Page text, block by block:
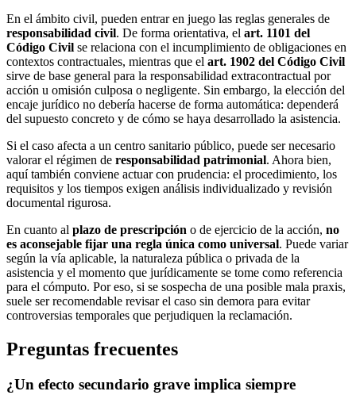
En el ámbito civil, pueden entrar en juego las reglas generales de
responsabilidad civil. De forma orientativa, el art. 1101 del
Código Civil se relaciona con el incumplimiento de obligaciones en
contextos contractuales, mientras que el art. 1902 del Código Civil
sirve de base general para la responsabilidad extracontractual por
acción u omisión culposa o negligente. Sin embargo, la elección del
encaje jurídico no debería hacerse de forma automática: dependerá
del supuesto concreto y de cómo se haya desarrollado la asistencia.
Si el caso afecta a un centro sanitario público, puede ser necesario
valorar el régimen de responsabilidad patrimonial. Ahora bien,
aquí también conviene actuar con prudencia: el procedimiento, los
requisitos y los tiempos exigen análisis individualizado y revisión
documental rigurosa.
En cuanto al plazo de prescripción o de ejercicio de la acción, no
es aconsejable fijar una regla única como universal. Puede variar
según la vía aplicable, la naturaleza pública o privada de la
asistencia y el momento que jurídicamente se tome como referencia
para el cómputo. Por eso, si se sospecha de una posible mala praxis,
suele ser recomendable revisar el caso sin demora para evitar
controversias temporales que perjudiquen la reclamación.
Preguntas frecuentes
¿Un efecto secundario grave implica siempre